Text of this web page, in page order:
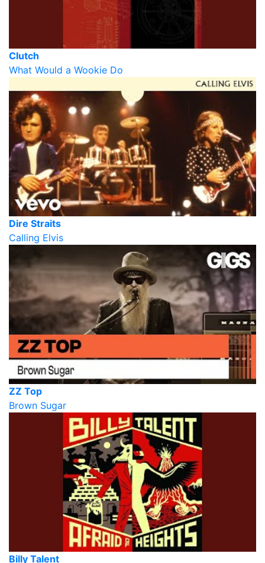
Clutch
What Would a Wookie Do
Dire Straits
Calling Elvis
ZZ Top
Brown Sugar
Billy Talent